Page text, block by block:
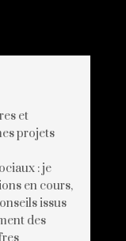
et
projets
: je
en cours,
issus
des